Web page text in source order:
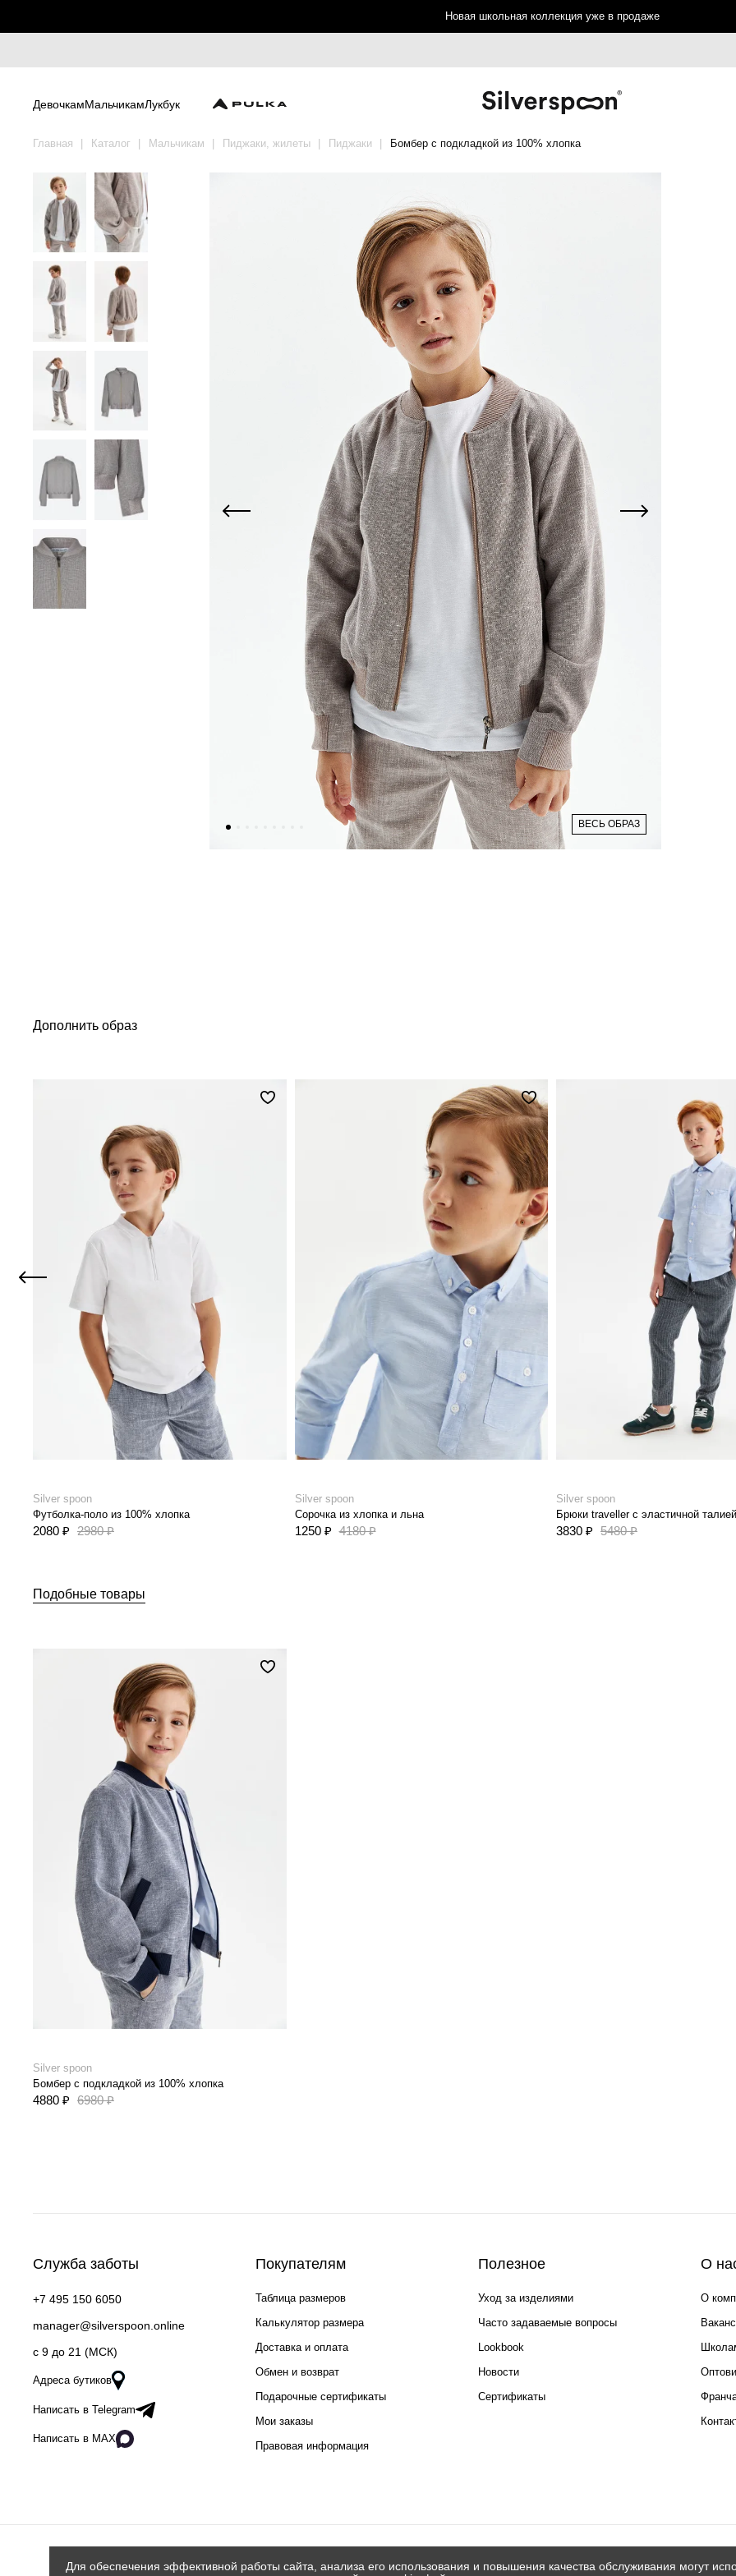
Новая школьная коллекция уже в продаже
ДевочкамМальчикамЛукбук
Главная Каталог Мальчикам Пиджаки, жилеты Пиджаки Бомбер с подкладкой из 100% хлопка
ВЕСЬ ОБРАЗ
Дополнить образ
Silver spoon
Футболка-поло из 100% хлопка
2080 ₽ 2980 ₽
Silver spoon
Сорочка из хлопка и льна
1250 ₽ 4180 ₽
Silver spoon
3830 ₽ 5480 ₽
Подобные товары
Silver spoon
Бомбер с подкладкой из 100% хлопка
4880 ₽ 6980 ₽
Служба заботы
+7 495 150 6050
manager@silverspoon.online
c 9 до 21 (МСК)
Адреса бутиков
Написать в Telegram
Написать в MAX
Покупателям
Таблица размеров
Калькулятор размера
Доставка и оплата
Обмен и возврат
Подарочные сертификаты
Мои заказы
Правовая информация
Полезное
Уход за изделиями
Часто задаваемые вопросы
Lookbook
Новости
Сертификаты
О
О
Для обеспечения эффективной работы сайта, анализа его использования и повышения качества обслуживания могут